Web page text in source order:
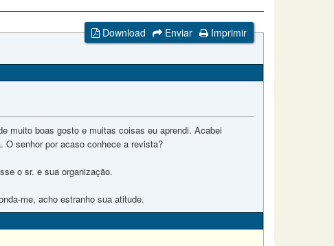
Download Enviar
Imprimir
muito boas gosto e muitas coisas eu aprendi. Acabei
O senhor por acaso conhece a revista?
o sr. e sua organização.
me, acho estranho sua atitude.